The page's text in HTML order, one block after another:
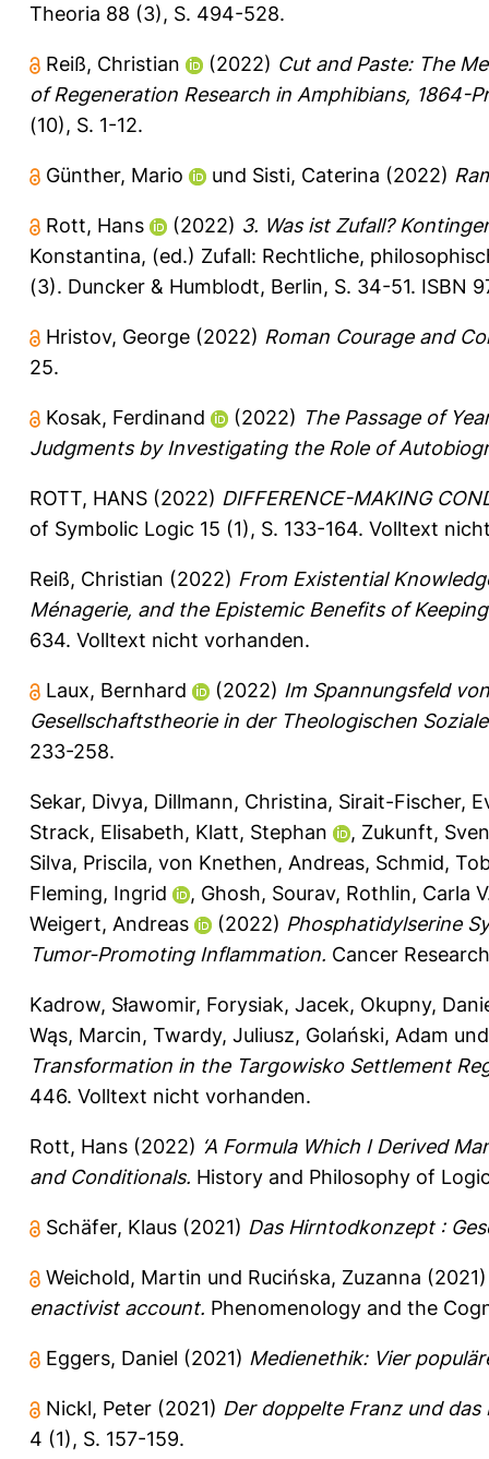
Theoria 88 (3), S. 494-528.
Reiß, Christian (2022) Cut and Paste: The
of Regeneration Research in Amphibians, 1864-
(10), S. 1-12.
Günther, Mario und Sisti, Caterina (2022)
Rott, Hans (2022) 3. Was ist Zufall?
Konstantina, (ed.) Zufall: Rechtliche,
(3). Duncker & Humblodt, Berlin, S. 34-51.
Hristov, George (2022) Roman Courage and
25.
Kosak, Ferdinand (2022) The Passage of
Judgments by Investigating the Role of
ROTT, HANS (2022) DIFFERENCE-MAKING
of Symbolic Logic 15 (1), S. 133-164. Volltext
Reiß, Christian (2022) From Existential
Ménagerie, and the Epistemic Benefits of
634. Volltext nicht vorhanden.
Laux, Bernhard (2022) Im Spannungsfeld
Gesellschaftstheorie in der Theologischen
233-258.
Sekar, Divya, Dillmann, Christina, Sirait-Fischer,
Strack, Elisabeth, Klatt, Stephan , Zukunft, Sven
Silva, Priscila, von Knethen, Andreas, Schmid,
Fleming, Ingrid
, Ghosh, Sourav, Rothlin, Carla
Weigert, Andreas
(2022) Phosphatidylserine
Tumor-Promoting Inflammation. Cancer
Kadrow, Sławomir, Forysiak, Jacek, Okupny,
Wąs, Marcin, Twardy, Juliusz, Golański, Adam
Transformation in the Targowisko Settlement
446. Volltext nicht vorhanden.
Rott, Hans (2022) ‘A Formula Which I Derived
and Conditionals. History and Philosophy of
Schäfer, Klaus (2021) Das Hirntodkonzept :
Weichold, Martin und Rucińska, Zuzanna
enactivist account. Phenomenology and the
Eggers, Daniel (2021) Medienethik: Vier
Nickl, Peter (2021) Der doppelte Franz und das
4 (1), S. 157-159.